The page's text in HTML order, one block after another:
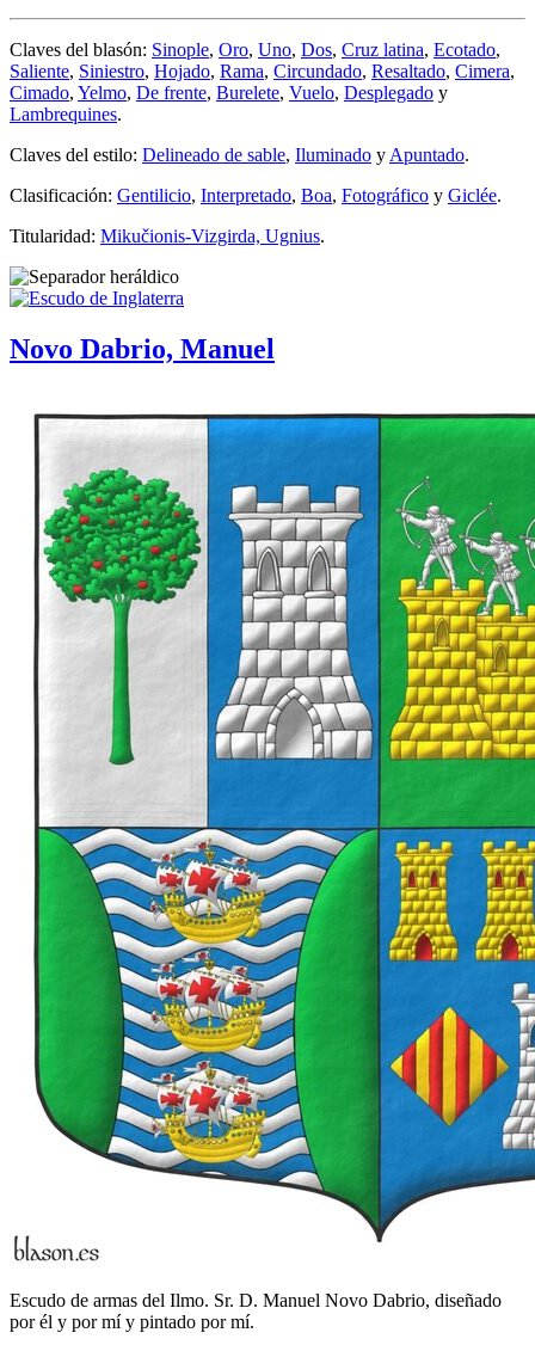
Claves del blasón: Sinople, Oro, Uno, Dos, Cruz latina, Ecotado,
Saliente, Siniestro, Hojado, Rama, Circundado, Resaltado, Cimera,
Cimado, Yelmo, De frente, Burelete, Vuelo, Desplegado y
Lambrequines.
Claves del estilo: Delineado de sable, Iluminado yApuntado.
Clasificación: Gentilicio, Interpretado, Boa, Fotográfico y Giclée.
Titularidad: Mikučionis-Vizgirda, Ugnius.
Novo Dabrio, Manuel
Escudo de armas del Ilmo. Sr. D. Manuel Novo Dabrio, diseñado
por él y por mí y pintado por mí.